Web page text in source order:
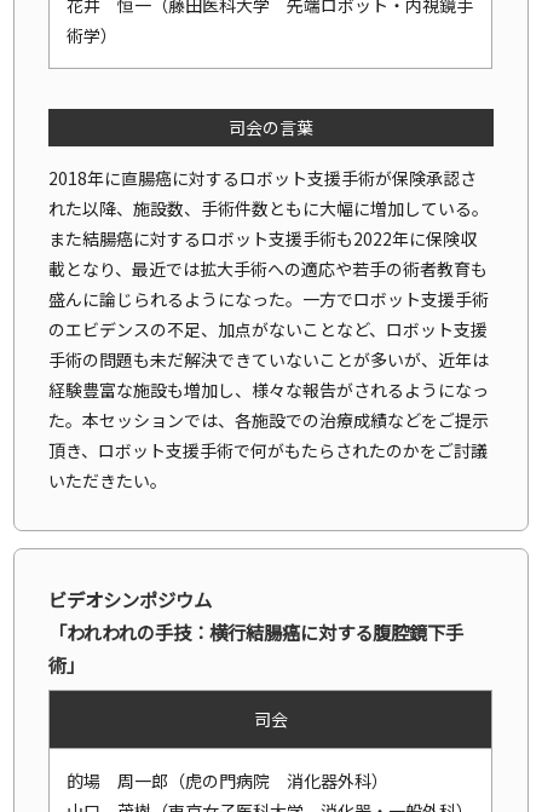
術学）
司会の言葉
2018年に直腸癌に対するロボット支援手術が保険承認さ
れた以降、施設数、手術件数ともに大幅に増加している。
また結腸癌に対するロボット支援手術も2022年に保険収
載となり、最近では拡大手術への適応や若手の術者教育も
盛んに論じられるようになった。一方でロボット支援手術
のエビデンスの不足、加点がないことなど、ロボット支援
手術の問題も未だ解決できていないことが多いが、近年は
経験豊富な施設も増加し、様々な報告がされるようになっ
た。本セッションでは、各施設での治療成績などをご提示
頂き、ロボット支援手術で何がもたらされたのかをご討議
いただきたい。
ビデオシンポジウム
「われわれの手技：横行結腸癌に対する腹腔鏡下手
術」
司会
的場 周一郎（虎の門病院 消化器外科）